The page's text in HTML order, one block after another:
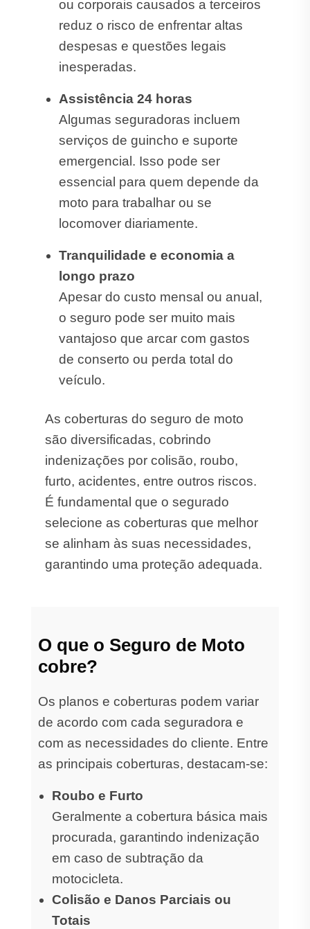
ou corporais causados a terceiros
reduz o risco de enfrentar altas
despesas e questões legais
inesperadas.
Assistência 24 horas
Algumas seguradoras incluem
serviços de guincho e suporte
emergencial. Isso pode ser
essencial para quem depende da
moto para trabalhar ou se
locomover diariamente.
Tranquilidade e economia a
longo prazo
Apesar do custo mensal ou anual,
o seguro pode ser muito mais
vantajoso que arcar com gastos
de conserto ou perda total do
veículo.
As coberturas do seguro de moto
são diversificadas, cobrindo
indenizações por colisão, roubo,
furto, acidentes, entre outros riscos.
É fundamental que o segurado
selecione as coberturas que melhor
se alinham às suas necessidades,
garantindo uma proteção adequada.
O que o Seguro de Moto
cobre?
Os planos e coberturas podem variar
de acordo com cada seguradora e
com as necessidades do cliente. Entre
as principais coberturas, destacam-se:
Roubo e Furto
Geralmente a cobertura básica mais
procurada, garantindo indenização
em caso de subtração da
motocicleta.
Colisão e Danos Parciais ou
Totais